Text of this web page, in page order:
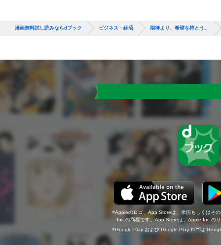
漫画無料試し読みならdブック ビジネス・経済 期待より、希望を持とう。
Appleのロゴ、App Storeは、米国もしくはそ
Inc.の商標です。App Storeは、Apple Inc.の
Google Play および Google Play ロゴは